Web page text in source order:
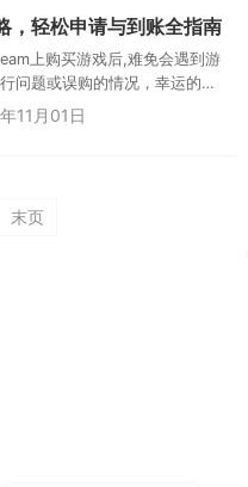
，轻松申请与到账全指南
上购买游戏后,难免会遇到游
问题或误购的情况，幸运的
捷的退款政策，让玩家可以轻松
...
11月01日
末页